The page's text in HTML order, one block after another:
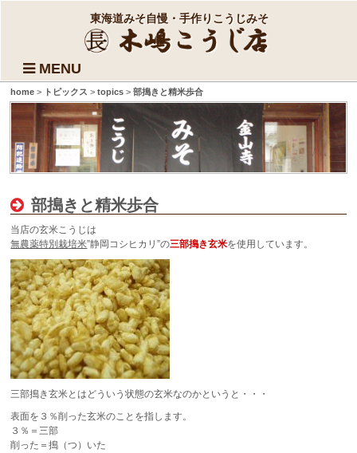
東海道みそ自慢・手作りこうじみそ
MENU
home > トピックス >topics >部搗きと精米歩合
部搗きと精米歩合
当店の玄米こうじは
無農薬特別栽培米”静岡コシヒカリ”の三部搗き玄米を使用しています。
三部搗き玄米とはどういう状態の玄米なのかというと・・・
表面を３％削った玄米のことを指します。
３％＝三部
削った＝搗（つ）いた